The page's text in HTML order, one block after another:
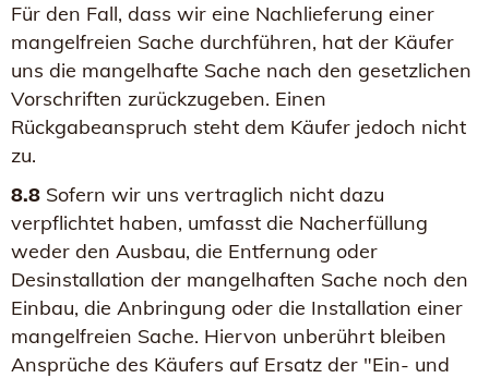
Für den Fall, dass wir eine Nachlieferung einer
mangelfreien Sache durchführen, hat der Käufer
uns die mangelhafte Sache nach den gesetzlichen
Vorschriften zurückzugeben. Einen
Rückgabeanspruch steht dem Käufer jedoch nicht
zu.
8.8 Sofern wir uns vertraglich nicht dazu
verpflichtet haben, umfasst die Nacherfüllung
weder den Ausbau, die Entfernung oder
Desinstallation der mangelhaften Sache noch den
Einbau, die Anbringung oder die Installation einer
mangelfreien Sache. Hiervon unberührt bleiben
Ansprüche des Käufers auf Ersatz der "Ein- und